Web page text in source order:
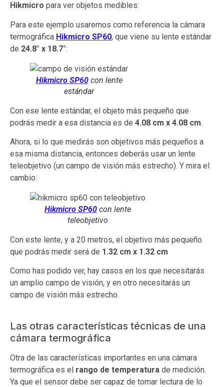
Hikmicro para ver objetos medibles:
Para este ejemplo usaremos como referencia la cámara
termográfica Hikmicro SP60, que viene su lente estándar
de 24.8° x 18.7°:
Hikmicro SP60con lente
estándar
Con ese lente estándar, el objeto más pequeño que
podrás medir a esa distancia es de 4.08 cm x 4.08 cm.
Ahora, si lo que medirás son objetivos más pequeños a
esa misma distancia, entonces deberás usar un lente
teleobjetivo (un campo de visión más estrecho). Y mira el
cambio:
Hikmicro SP60 con lente
teleobjetivo
Con este lente, y a 20 metros, el objetivo más pequeño
que podrás medir será de 1.32 cm x 1.32 cm
Como has podido ver, hay casos en los que necesitarás
un amplio campo de visión, y en otro necesitarás un
campo de visión más estrecho.
Las otras características técnicas de una
cámara termográfica
Otra de las características importantes en una cámara
termográfica es el rango de temperatura de medición.
Ya que el sensor debe ser capaz de tomar lectura de lo